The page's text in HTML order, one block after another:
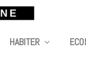
HABITER